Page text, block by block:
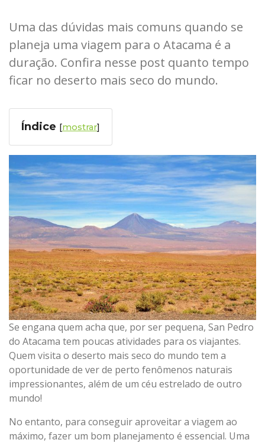
Uma das dúvidas mais comuns quando se
planeja uma viagem para o Atacama é a
duração. Confira nesse post quanto tempo
ficar no deserto mais seco do mundo.
Índice [ ]
Se engana quem acha que, por ser pequena, San Pedro
do Atacama tem poucas atividades para os viajantes.
Quem visita o deserto mais seco do mundo tem a
oportunidade de ver de perto fenômenos naturais
impressionantes, além de um céu estrelado de outro
mundo!
No entanto, para conseguir aproveitar a viagem ao
máximo, fazer um bom planejamento é essencial. Uma